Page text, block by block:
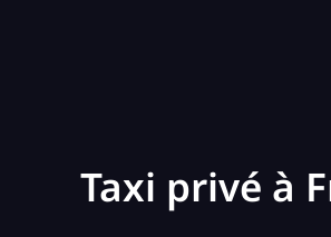
Taxi privé à